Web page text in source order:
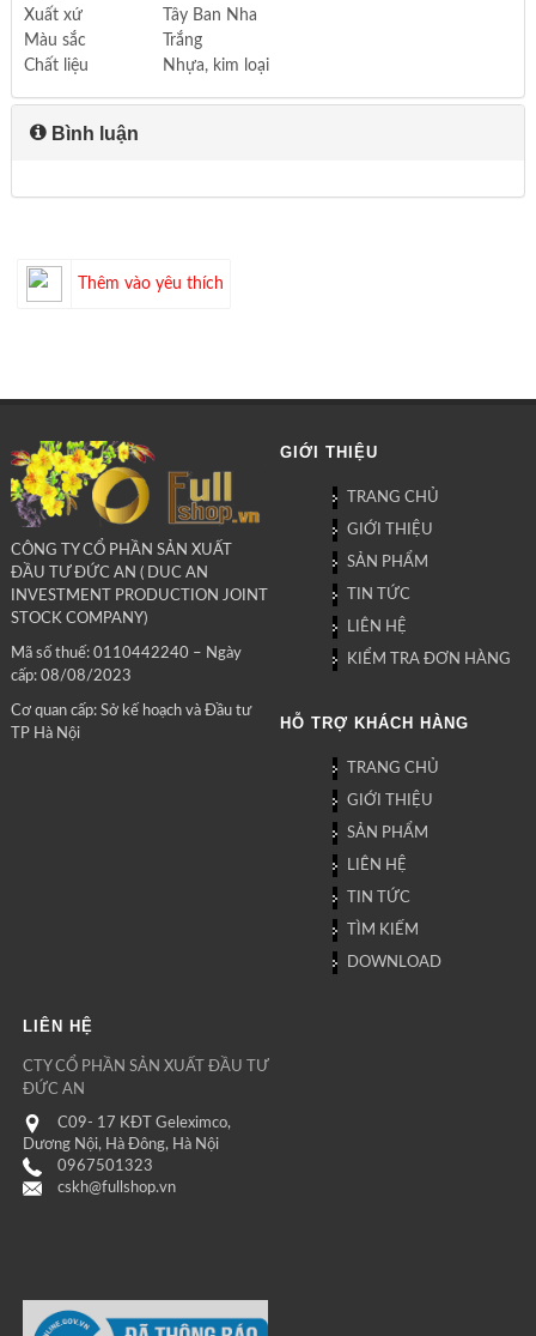
Xuất xứ
Tây Ban Nha
Màu sắc
Trắng
Chất liệu
Nhựa, kim loại
Bình luận
Thêm vào yêu thích
CÔNG TY CỔ PHẦN SẢN XUẤT
ĐẦU TƯ ĐỨC AN ( DUC AN
INVESTMENT PRODUCTION JOINT
STOCK COMPANY)
Mã số thuế: 0110442240 – Ngày
cấp: 08/08/2023
Cơ quan cấp: Sở kế hoạch và Đầu tư
TP Hà Nội
GIỚI THIỆU
TRANG CHỦ
GIỚI THIỆU
SẢN PHẨM
TIN TỨC
LIÊN HỆ
KIỂM TRA ĐƠN HÀNG
HỖ TRỢ KHÁCH HÀNG
TRANG CHỦ
GIỚI THIỆU
SẢN PHẨM
LIÊN HỆ
TIN TỨC
TÌM KIẾM
DOWNLOAD
LIÊN HỆ
CTY CỔ PHẦN SẢN XUẤT ĐẦU TƯ
ĐỨC AN
C09- 17 KĐT Geleximco,
Dương Nội, Hà Đông, Hà Nội
0967501323
cskh@fullshop.vn